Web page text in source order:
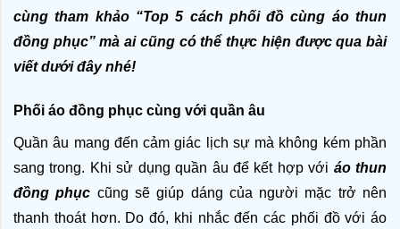
cùng tham khảo “Top 5 cách phối đồ cùng áo thun
đồng phục” mà ai cũng có thể thực hiện được qua bài
viết dưới đây nhé!
Phối áo đồng phục cùng với quần âu
Quần âu mang đến cảm giác lịch sự mà không kém phần
sang trong. Khi sử dụng quần âu để kết hợp với áo thun
đồng phục cũng sẽ giúp dáng của người mặc trở nên
thanh thoát hơn. Do đó, khi nhắc đến các phối đồ với áo